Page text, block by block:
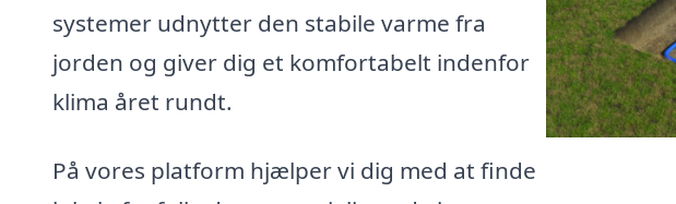
systemer udnytter den stabile varme fra
jorden og giver dig et komfortabelt indenfor
klima året rundt.
På vores platform hjælper vi dig med at finde